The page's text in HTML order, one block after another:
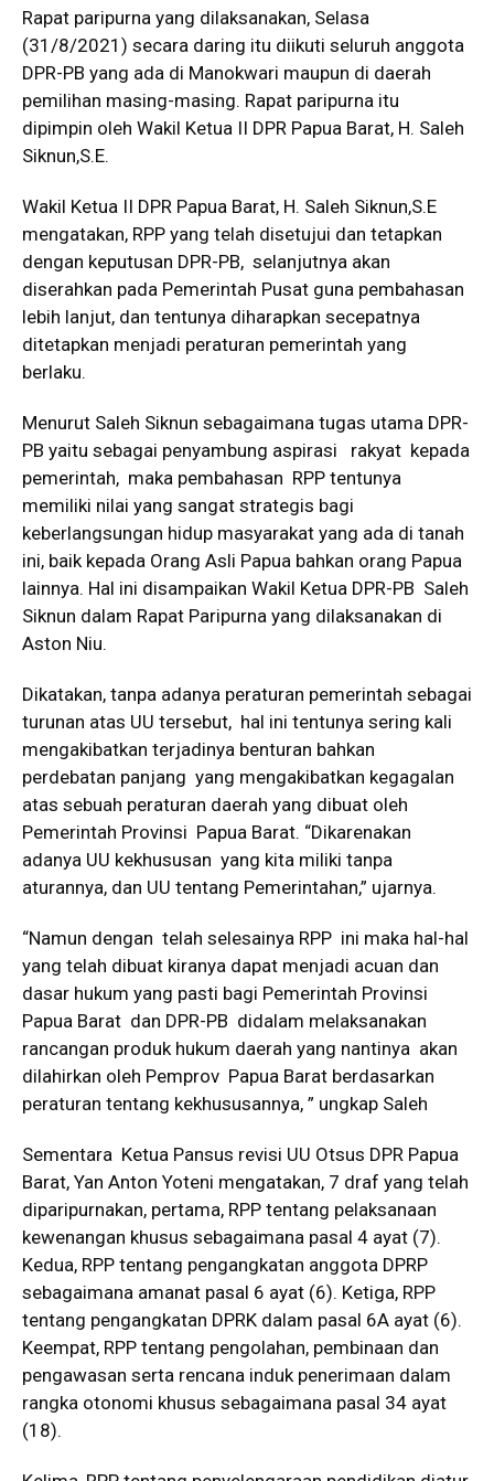
Rapat paripurna yang dilaksanakan, Selasa
(31/8/2021) secara daring itu diikuti seluruh anggota
DPR-PB yang ada di Manokwari maupun di daerah
pemilihan masing-masing. Rapat paripurna itu
dipimpin oleh Wakil Ketua II DPR Papua Barat, H. Saleh
Siknun,S.E.
Wakil Ketua II DPR Papua Barat, H. Saleh Siknun,S.E
mengatakan, RPP yang telah disetujui dan tetapkan
dengan keputusan DPR-PB, selanjutnya akan
diserahkan pada Pemerintah Pusat guna pembahasan
lebih lanjut, dan tentunya diharapkan secepatnya
ditetapkan menjadi peraturan pemerintah yang
berlaku.
Menurut Saleh Siknun sebagaimana tugas utama DPR-
PB yaitu sebagai penyambung aspirasi rakyat kepada
pemerintah, maka pembahasan RPP tentunya
memiliki nilai yang sangat strategis bagi
keberlangsungan hidup masyarakat yang ada di tanah
ini, baik kepada Orang Asli Papua bahkan orang Papua
lainnya. Hal ini disampaikan Wakil Ketua DPR-PB Saleh
Siknun dalam Rapat Paripurna yang dilaksanakan di
Aston Niu.
Dikatakan, tanpa adanya peraturan pemerintah sebagai
turunan atas UU tersebut, hal ini tentunya sering kali
mengakibatkan terjadinya benturan bahkan
perdebatan panjang yang mengakibatkan kegagalan
atas sebuah peraturan daerah yang dibuat oleh
Pemerintah Provinsi Papua Barat. “Dikarenakan
adanya UU kekhususan yang kita miliki tanpa
aturannya, dan UU tentang Pemerintahan,” ujarnya.
“Namun dengan telah selesainya RPP ini maka hal-hal
yang telah dibuat kiranya dapat menjadi acuan dan
dasar hukum yang pasti bagi Pemerintah Provinsi
Papua Barat dan DPR-PB didalam melaksanakan
rancangan produk hukum daerah yang nantinya akan
dilahirkan oleh Pemprov Papua Barat berdasarkan
peraturan tentang kekhususannya, ” ungkap Saleh
Sementara Ketua Pansus revisi UU Otsus DPR Papua
Barat, Yan Anton Yoteni mengatakan, 7 draf yang telah
diparipurnakan, pertama, RPP tentang pelaksanaan
kewenangan khusus sebagaimana pasal 4 ayat (7).
Kedua, RPP tentang pengangkatan anggota DPRP
sebagaimana amanat pasal 6 ayat (6). Ketiga, RPP
tentang pengangkatan DPRK dalam pasal 6A ayat (6).
Keempat, RPP tentang pengolahan, pembinaan dan
pengawasan serta rencana induk penerimaan dalam
rangka otonomi khusus sebagaimana pasal 34 ayat
(18).